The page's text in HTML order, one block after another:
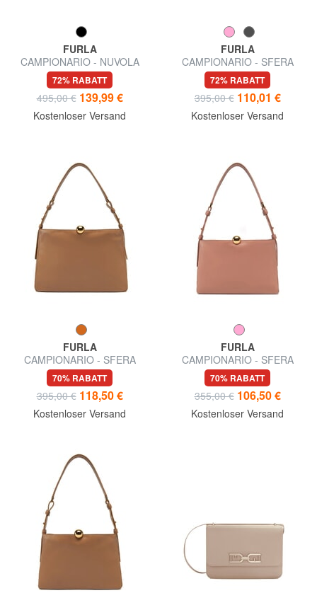
FURLA
CAMPIONARIO - NUVOLA
halbstarre Ledertasche
72% RABATT
495,00 € 139,99 €
Kostenloser Versand
FURLA
CAMPIONARIO - SFERA
SOFT Schultertasche, Leder,
Hergestellt in Italien
72% RABATT
395,00 € 110,01 €
Kostenloser Versand
FURLA
CAMPIONARIO - SFERA
SOFT L Schultertasche, Leder
70% RABATT
395,00 € 118,50 €
Kostenloser Versand
FURLA
CAMPIONARIO - SFERA
SOFT M Umhängetasche
70% RABATT
355,00 € 106,50 €
Kostenloser Versand